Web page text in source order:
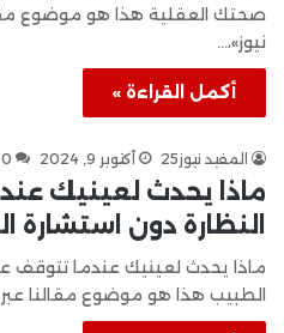
صحتك العقلية هذا هو موضوع
نيوز»،…
أكمل القراءة »
المفيد نيوز25 أكتوبر 9, 2024 0
ماذا يحدث لعينيك
النظارة دون استشارة
ماذا يحدث لعينيك عندما تتوقف
الطبيب هذا هو موضوع مقالنا